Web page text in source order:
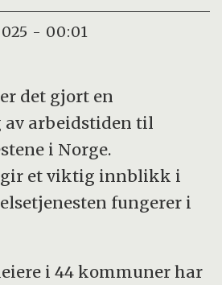
- 00:01
det gjort en
arbeidstiden til
i Norge.
gir et viktig innblikk i
fungerer i
i 44 kommuner har